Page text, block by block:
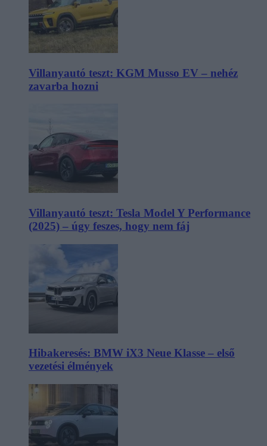
Villanyautó teszt: KGM Musso EV – nehéz
zavarba hozni
Villanyautó teszt: Tesla Model Y Performance
(2025) – úgy feszes, hogy nem fáj
Hibakeresés: BMW iX3 Neue Klasse – első
vezetési élmények